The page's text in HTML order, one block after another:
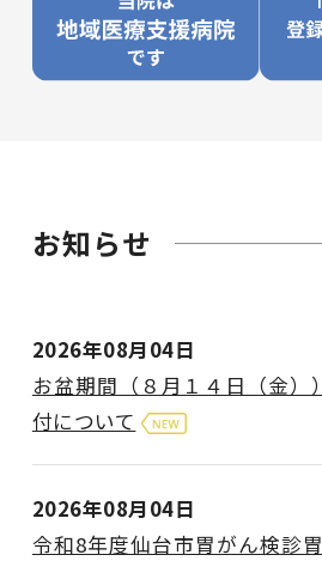
お知らせ
2026年08月04日
お盆期間（８月１４日（金）
付について
2026年08月04日
令和8年度仙台市胃がん検診